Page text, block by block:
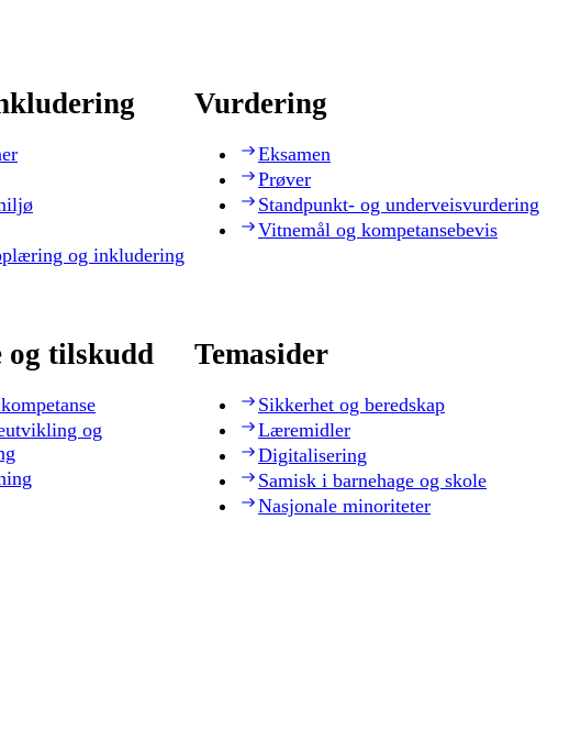
og inkludering
Vurdering
Eksamen
Prøver
Standpunkt- og underveisvurdering
Vitnemål og kompetansebevis
og tilskudd
og
Temasider
Sikkerhet og beredskap
Læremidler
Digitalisering
Samisk i barnehage og skole
Nasjonale minoriteter